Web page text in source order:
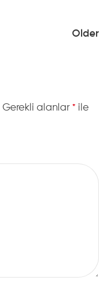
Older
Gerekli alanlar * ile